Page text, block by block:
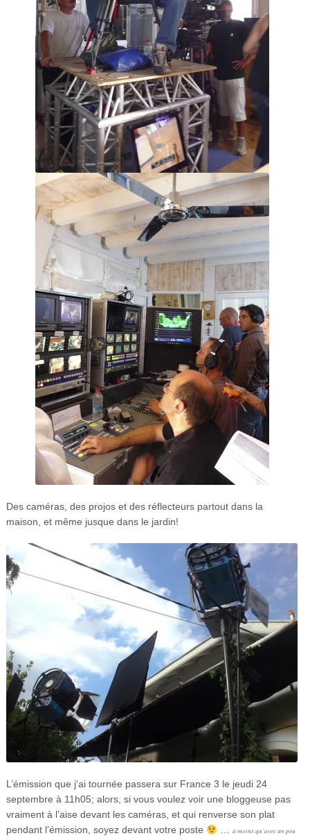
Des caméras, des projos et des réflecteurs partout dans la
maison, et même jusque dans le jardin!
L’émission que j’ai tournée passera sur France 3 le jeudi 24
septembre à 11h05; alors, si vous voulez voir une bloggeuse pas
vraiment à l’aise devant les caméras, et qui renverse son plat
pendant l’émission, soyez devant votre poste
… à moins qu’avec un peu